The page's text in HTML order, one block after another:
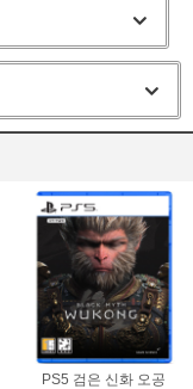
PS5 검은 신화 오공